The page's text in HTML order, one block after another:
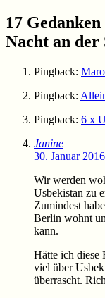
17 Gedanken
Nacht an der
Pingback:
Pingback:
Pingback: 6 x
Janine
30. Januar
Wir werden
Usbekistan zu
Zumindest
Berlin wohnt
kann.
Hätte ich diese
viel über
überrascht.